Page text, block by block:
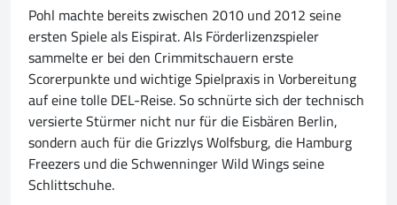
Pohl machte bereits zwischen 2010 und 2012 seine
ersten Spiele als Eispirat. Als Förderlizenzspieler
sammelte er bei den Crimmitschauern erste
Scorerpunkte und wichtige Spielpraxis in Vorbereitung
auf eine tolle DEL-Reise. So schnürte sich der technisch
versierte Stürmer nicht nur für die Eisbären Berlin,
sondern auch für die Grizzlys Wolfsburg, die Hamburg
Freezers und die Schwenninger Wild Wings seine
Schlittschuhe.